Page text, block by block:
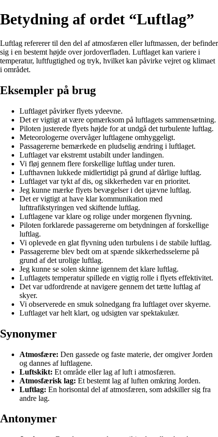
Betydning af ordet “Luftlag”
Luftlag refererer til den del af atmosfæren eller luftmassen, der befinder
sig i en bestemt højde over jordoverfladen. Luftlaget kan variere i
temperatur, luftfugtighed og tryk, hvilket kan påvirke vejret og klimaet
i området.
Eksempler på brug
Luftlaget påvirker flyets ydeevne.
Det er vigtigt at være opmærksom på luftlagets sammensætning.
Piloten justerede flyets højde for at undgå det turbulente luftlag.
Meteorologerne overvåger luftlagene omhyggeligt.
Passagererne bemærkede en pludselig ændring i luftlaget.
Luftlaget var ekstremt ustabilt under landingen.
Vi fløj gennem flere forskellige luftlag under turen.
Lufthavnen lukkede midlertidigt på grund af dårlige luftlag.
Luftlaget var tykt af dis, og sikkerheden var en prioritet.
Jeg kunne mærke flyets bevægelser i det ujævne luftlag.
Det er vigtigt at have klar kommunikation med
lufttrafikstyringen ved skiftende luftlag.
Luftlagene var klare og rolige under morgenen flyvning.
Piloten forklarede passagererne om betydningen af forskellige
luftlag.
Vi oplevede en glat flyvning uden turbulens i de stabile luftlag.
Passagererne blev bedt om at spænde sikkerhedsselerne på
grund af det urolige luftlag.
Jeg kunne se solen skinne igennem det klare luftlag.
Luftlagets temperatur spillede en vigtig rolle i flyets effektivitet.
Det var udfordrende at navigere gennem det tætte luftlag af
skyer.
Vi observerede en smuk solnedgang fra luftlaget over skyerne.
Luftlaget var helt klart, og udsigten var spektakulær.
Synonymer
Atmosfære: Den gassede og faste materie, der omgiver Jorden
og dannes af luftlagene.
Luftskikt: Et område eller lag af luft i atmosfæren.
Atmosfærisk lag: Et bestemt lag af luften omkring Jorden.
Luftlag: En horisontal del af atmosfæren, som adskiller sig fra
andre lag.
Antonymer